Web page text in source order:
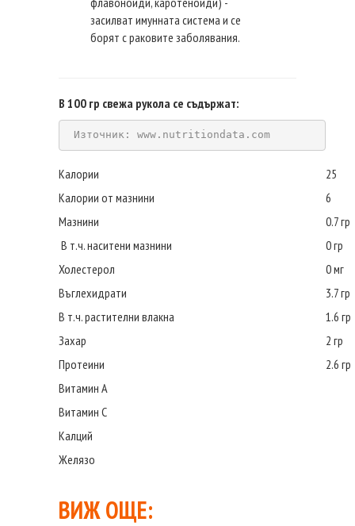
засилват имунната система и се
борят с раковите заболявания.
В 100 гр свежа рукола се съдържат:
Източник: www.nutritiondata.com
Калории
25
Калории от мазнини
6
Мазнини
0.7 гр
В т.ч. наситени мазнини
0 гр
Холестерол
0 мг
Въглехидрати
3.7 гр
В т.ч. растителни влакна
1.6 гр
Захар
2 гр
Протеини
2.6 гр
Витамин А
Витамин С
Калций
Желязо
ВИЖ ОЩЕ: